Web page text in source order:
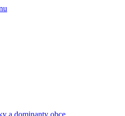
a dominanty obce